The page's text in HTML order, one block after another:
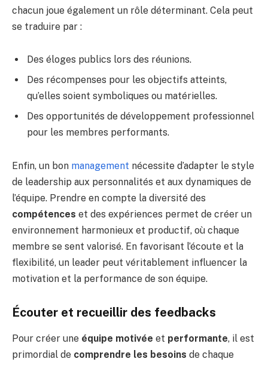
chacun joue également un rôle déterminant. Cela peut
se traduire par :
Des éloges publics lors des réunions.
Des récompenses pour les objectifs atteints,
qu’elles soient symboliques ou matérielles.
Des opportunités de développement professionnel
pour les membres performants.
Enfin, un bon management nécessite d’adapter le style
de leadership aux personnalités et aux dynamiques de
l’équipe. Prendre en compte la diversité des
compétences et des expériences permet de créer un
environnement harmonieux et productif, où chaque
membre se sent valorisé. En favorisant l’écoute et la
flexibilité, un leader peut véritablement influencer la
motivation et la performance de son équipe.
Écouter et recueillir des feedbacks
Pour créer une équipe motivée et performante, il est
primordial de comprendre les besoins de chaque